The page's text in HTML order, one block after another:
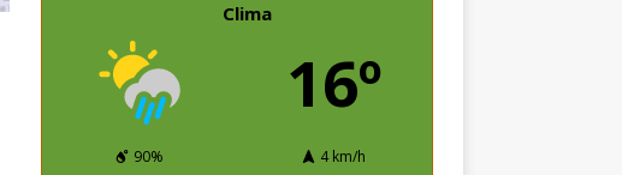
Clima
16º
90%
4 km/h